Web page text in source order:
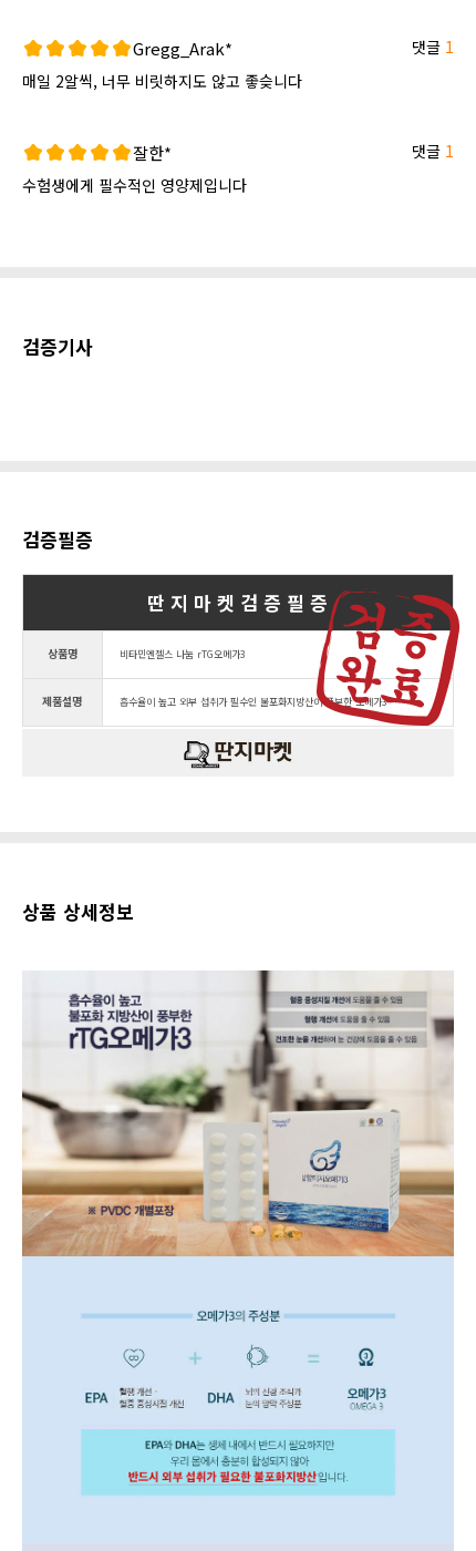
Gregg_Arak* 댓글 1
매일 2알씩, 너무 비릿하지도 않고 좋슺니다
잘한* 댓글 1
수험생에게 필수적인 영양제입니다
검증기사
검증필증
딴 지 마 켓 검 증 필 증
상품명 비타민엔젤스 나눔 rTG오메가3
제품설명 흡수율이 높고 외부 섭취가 필수인 불포화지방산이 풍부한 오메가3
상품 상세정보